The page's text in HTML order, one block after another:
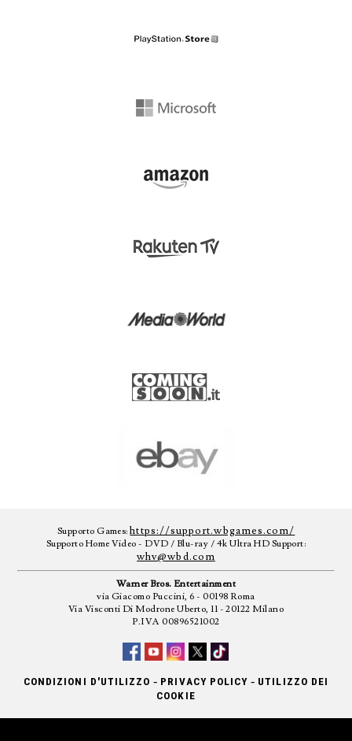
Supporto Games:https://support.wbgames.com/
Supporto Home Video - DVD / Blu-ray / 4k Ultra HD Support:
whv@wbd.com
Warner Bros. Entertainment
via Giacomo Puccini, 6 - 00198 Roma
Via Visconti Di Modrone Uberto, 11 - 20122 Milano
P.IVA 00896521002
CONDIZIONI D'UTILIZZO - PRIVACY POLICY - UTILIZZO DEI
COOKIE